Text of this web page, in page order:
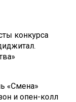
конкурса
«Смена»
и опен-колл